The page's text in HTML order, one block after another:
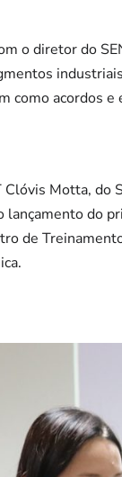
o diretor do
como acordos
Motta,
do
de